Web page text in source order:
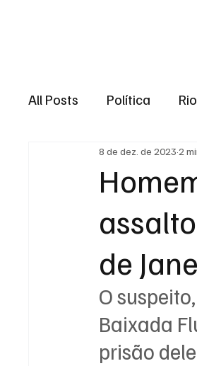
All Posts Política
Região dos lagos
Niterói
Entretenimento
de
8 de dez. de 2023 2
O
Baixada
prisão dele